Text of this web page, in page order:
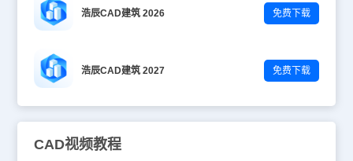
浩辰CAD建筑 2026 免费下载
浩辰CAD建筑 2027 免费下载
CAD视频教程